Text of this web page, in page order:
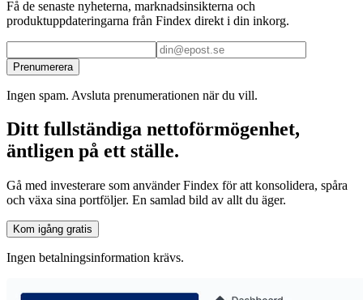
Få de senaste nyheterna, marknadsinsikterna och
produktuppdateringarna från Findex direkt i din inkorg.
Prenumerera
Ingen spam. Avsluta prenumerationen när du vill.
Ditt fullständiga nettoförmögenhet,
äntligen på ett ställe.
Gå med investerare som använder Findex för att konsolidera, spåra
och växa sina portföljer. En samlad bild av allt du äger.
Kom igång gratis
Ingen betalningsinformation krävs.